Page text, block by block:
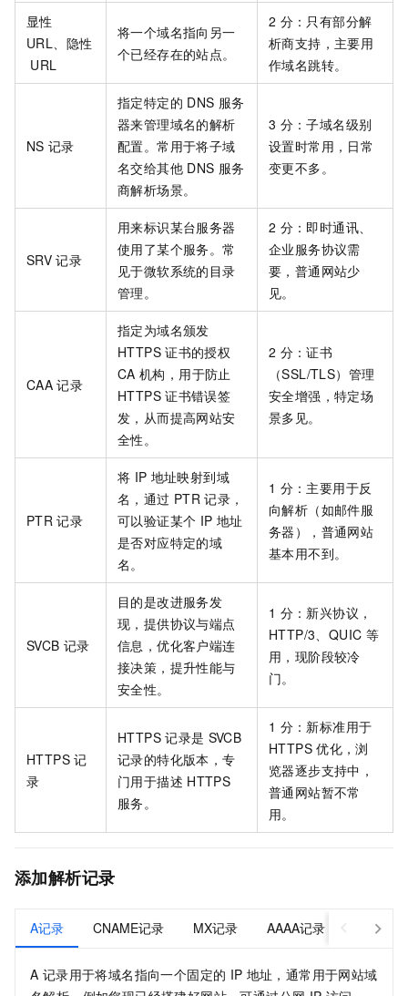
显性
URL、隐性
URL
将一个域名指向另一
个已经存在的站点。
2 分：只有部分解
析商支持，主要用
作域名跳转。
NS 记录
指定特定的 DNS 服务
器来管理域名的解析
配置。常用于将子域
名交给其他 DNS 服务
商解析场景。
3 分：子域名级别
设置时常用，日常
变更不多。
SRV 记录
用来标识某台服务器
使用了某个服务。常
见于微软系统的目录
管理。
2 分：即时通讯、
企业服务协议需
要，普通网站少
见。
CAA 记录
指定为域名颁发
HTTPS 证书的授权
CA 机构，用于防止
HTTPS 证书错误签
发，从而提高网站安
全性。
2 分：证书
（SSL/TLS）管理
安全增强，特定场
景多见。
PTR 记录
将 IP 地址映射到域
名，通过 PTR 记录，
可以验证某个 IP 地址
是否对应特定的域
名。
1 分：主要用于反
向解析（如邮件服
务器），普通网站
基本用不到。
SVCB 记录
目的是改进服务发
现，提供协议与端点
信息，优化客户端连
接决策，提升性能与
安全性。
1 分：新兴协议，
HTTP/3、QUIC 等
用，现阶段较冷
门。
HTTPS 记
录
HTTPS 记录是 SVCB
记录的特化版本，专
门用于描述 HTTPS
服务。
1 分：新标准用于
HTTPS 优化，浏
览器逐步支持中，
普通网站暂不常
用。
添加解析记录
A记录 CNAME记录 MX记录 AAAA记录 TXT记录
A 记录用于将域名指向一个固定的 IP 地址，通常用于网站域